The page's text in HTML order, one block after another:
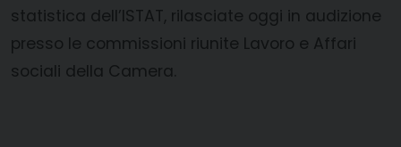
statistica dell’ISTAT, rilasciate oggi in audizione
presso le commissioni riunite Lavoro e Affari
sociali della Camera.